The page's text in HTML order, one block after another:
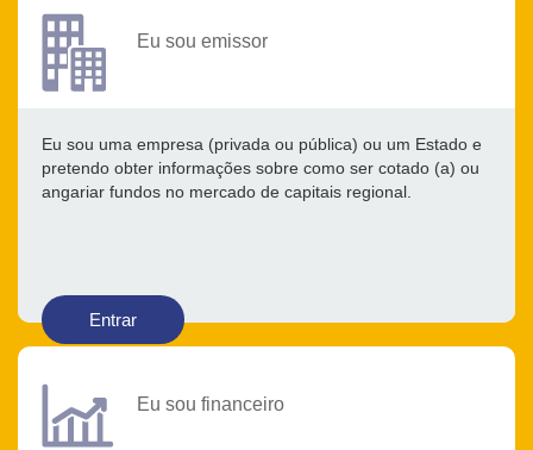
Eu sou emissor
Eu sou uma empresa (privada ou pública) ou um Estado e
pretendo obter informações sobre como ser cotado (a) ou
angariar fundos no mercado de capitais regional.
Entrar
Eu sou financeiro